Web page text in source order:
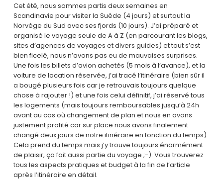
Cet été, nous sommes partis deux semaines en
Scandinavie pour visiter la Suède (4 jours) et surtout la
Norvège du Sud avec ses fjords (10 jours). J’ai préparé et
organisé le voyage seule de A à Z (en parcourant les blogs,
sites d’agences de voyages et divers guides) et tout s’est
bien ficelé, nous n’avons pas eu de mauvaises surprises.
Une fois les billets d’avion achetés (5 mois à l’avance), et la
voiture de location réservée, j’ai tracé l’itinéraire (bien sûr il
a bougé plusieurs fois car je retrouvais toujours quelque
chose à rajouter !) et une fois celui définitif, j’ai réservé tous
les logements (mais toujours remboursables jusqu’à 24h
avant au cas où changement de plan et nous en avons
justement profité car sur place nous avons finalement
changé deux jours de notre itinéraire en fonction du temps).
Cela prend du temps mais j’y trouve toujours énormément
de plaisir, ça fait aussi partie du voyage ;-). Vous trouverez
tous les aspects pratiques et budget à la fin de l’article
après l’itinéraire en détail.